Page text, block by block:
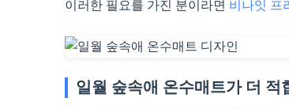
이러한 필요를 가진 분이라면 비나잇 프
일월 숲속애 온수매트가 더 적